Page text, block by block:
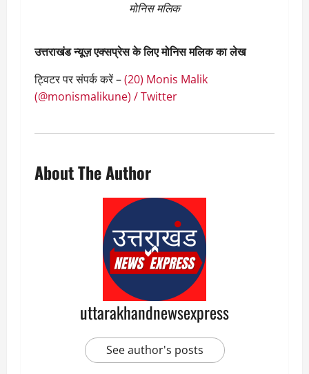
मोनिस मलिक
उत्तराखंड न्यूज़ एक्सप्रेस के लिए मोनिस मलिक का लेख
ट्विटर पर संपर्क करें –(20) Monis Malik
(@monismalikune) / Twitter
About The Author
uttarakhandnewsexpress
See author's posts